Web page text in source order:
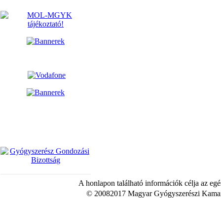
A honlapon található információk célja az
© 20082017 Magyar Gyógyszerészi